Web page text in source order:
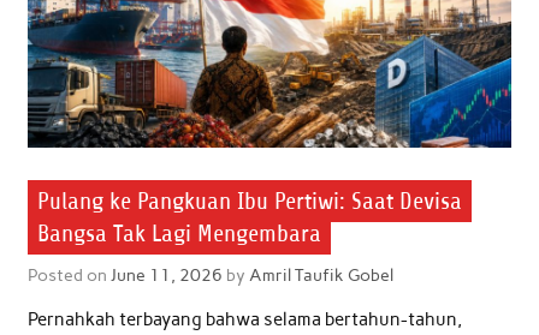
Pulang ke Pangkuan Ibu Pertiwi: Saat Devisa
Bangsa Tak Lagi Mengembara
Posted on June 11, 2026 by Amril Taufik Gobel
Pernahkah terbayang bahwa selama bertahun-tahun,